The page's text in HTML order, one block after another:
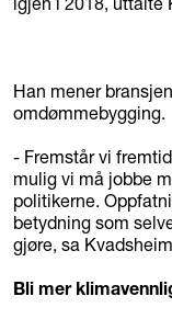
Han mener
omdømmebygging.
- Fremstår vi
mulig vi må jobbe
politikerne.
betydning som
gjøre, sa
Bli mer